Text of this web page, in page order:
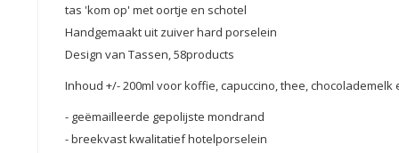
tas 'kom op' met oortje en schotel
Handgemaakt uit zuiver hard porselein
Design van Tassen, 58products
Inhoud +/- 200ml voor koffie, capuccino, thee, chocolademelk
- geëmailleerde gepolijste mondrand
- breekvast kwalitatief hotelporselein